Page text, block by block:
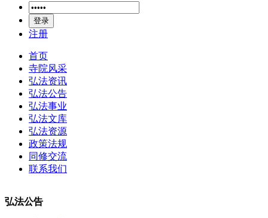
登录
注册
首页
寺院风采
弘法资讯
弘法公告
弘法事业
弘法文库
弘法资源
政策法规
同修交流
联系我们
弘法公告